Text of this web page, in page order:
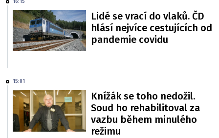
16:15
Lidé se vrací do vlaků. ČD
hlásí nejvíce cestujících od
pandemie covidu
15:01
Knížák se toho nedožil.
Soud ho rehabilitoval za
vazbu během minulého
režimu